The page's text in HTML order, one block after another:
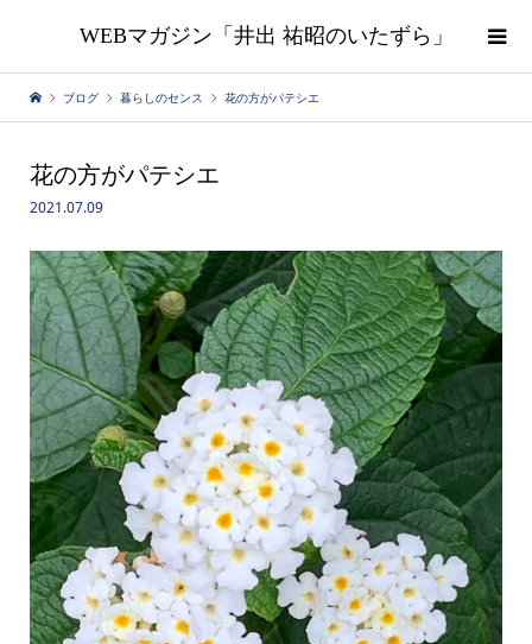
WEBマガジン「井出 祐昭のいたずら」
ブログ 暮らしのセンス 花の方がパテシエ
花の方がパテシエ
2021.07.09